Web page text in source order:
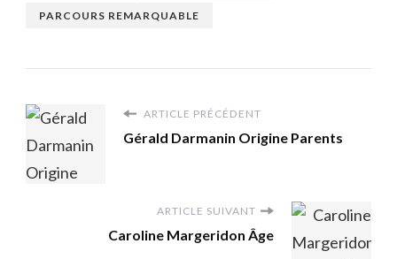
PARCOURS REMARQUABLE
ARTICLE PRÉCÉDENT
Gérald Darmanin Origine Parents
ARTICLE SUIVANT
Caroline Margeridon Âge